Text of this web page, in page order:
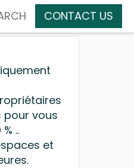
CONTACT US
pour vous
..
et